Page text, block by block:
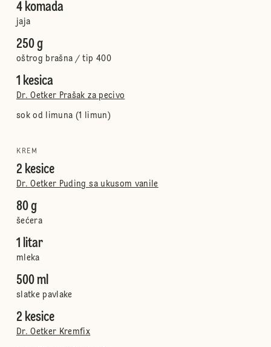
4 komada
jaja
250 g
oštrog brašna / tip 400
1 kesica
Dr. Oetker Prašak za pecivo
sok od limuna (1 limun)
KREM
2 kesice
Dr. Oetker Puding sa ukusom vanile
80 g
šećera
1 litar
mleka
500 ml
slatke pavlake
2 kesice
Dr. Oetker Kremfix